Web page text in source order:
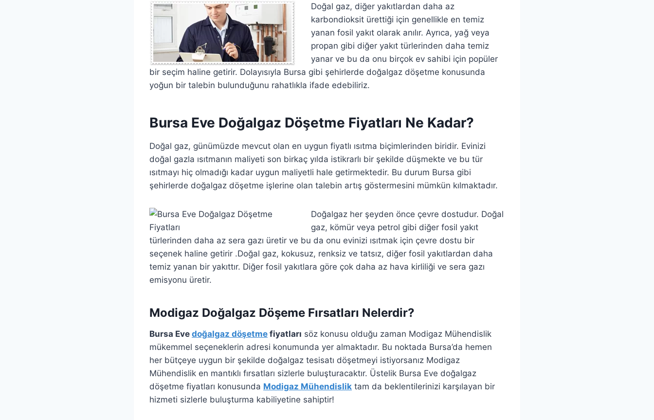
Doğal gaz, diğer yakıtlardan daha az
karbondioksit ürettiği için genellikle en temiz
yanan fosil yakıt olarak anılır. Ayrıca, yağ veya
propan gibi diğer yakıt türlerinden daha temiz
yanar ve bu da onu birçok ev sahibi için popüler
bir seçim haline getirir. Dolayısıyla Bursa gibi şehirlerde doğalgaz döşetme konusunda
yoğun bir talebin bulunduğunu rahatlıkla ifade edebiliriz.
Bursa Eve Doğalgaz Döşetme Fiyatları Ne Kadar?
Doğal gaz, günümüzde mevcut olan en uygun fiyatlı ısıtma biçimlerinden biridir. Evinizi
doğal gazla ısıtmanın maliyeti son birkaç yılda istikrarlı bir şekilde düşmekte ve bu tür
ısıtmayı hiç olmadığı kadar uygun maliyetli hale getirmektedir. Bu durum Bursa gibi
şehirlerde doğalgaz döşetme işlerine olan talebin artış göstermesini mümkün kılmaktadır.
Doğalgaz her şeyden önce çevre dostudur. Doğal
gaz, kömür veya petrol gibi diğer fosil yakıt
türlerinden daha az sera gazı üretir ve bu da onu evinizi ısıtmak için çevre dostu bir
seçenek haline getirir .Doğal gaz, kokusuz, renksiz ve tatsız, diğer fosil yakıtlardan daha
temiz yanan bir yakıttır. Diğer fosil yakıtlara göre çok daha az hava kirliliği ve sera gazı
emisyonu üretir.
Modigaz Doğalgaz Döşeme Fırsatları Nelerdir?
Bursa Eve doğalgaz döşetme fiyatları söz konusu olduğu zaman Modigaz Mühendislik
mükemmel seçeneklerin adresi konumunda yer almaktadır. Bu noktada Bursa’da hemen
her bütçeye uygun bir şekilde doğalgaz tesisatı döşetmeyi istiyorsanız Modigaz
Mühendislik en mantıklı fırsatları sizlerle buluşturacaktır. Üstelik Bursa Eve doğalgaz
döşetme fiyatları konusunda Modigaz Mühendislik tam da beklentilerinizi karşılayan bir
hizmeti sizlerle buluşturma kabiliyetine sahiptir!